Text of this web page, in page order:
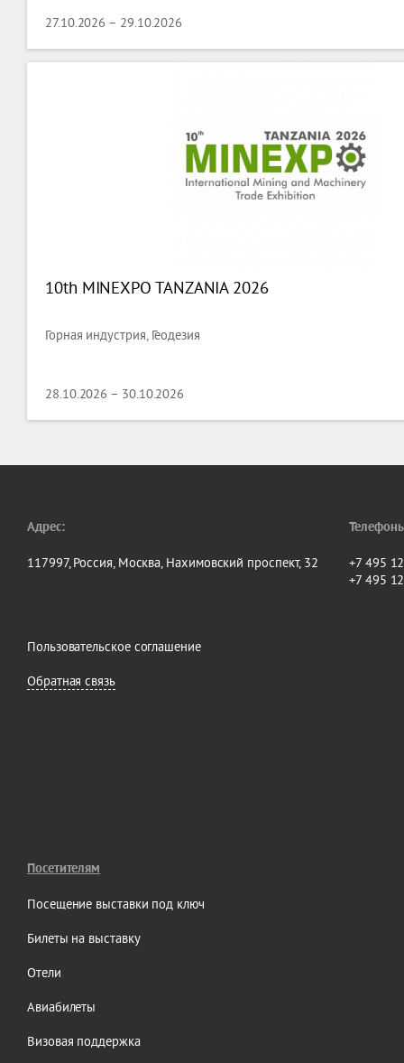
27.10.2026 – 29.10.2026
10th MINEXPO TANZANIA 2026
Горная индустрия, Геодезия
28.10.2026 – 30.10.2026
Адрес:
117997, Россия, Москва, Нахимовский проспект, 32
+7 495
+7 495
Пользовательское соглашение
Обратная связь
Посетителям
Посещение выставки под ключ
Билеты на выставку
Отели
Авиабилеты
Визовая поддержка